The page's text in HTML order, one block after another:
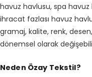
havuz havlusu, spa
ihracat fazlası havuz
gramaj, kalite, renk,
dönemsel olarak
Neden Özay Tekstil?